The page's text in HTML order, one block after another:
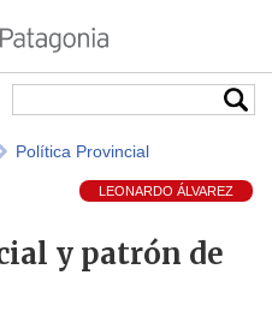
Política Provincial
LEONARDO ÁLVAREZ
y patrón de